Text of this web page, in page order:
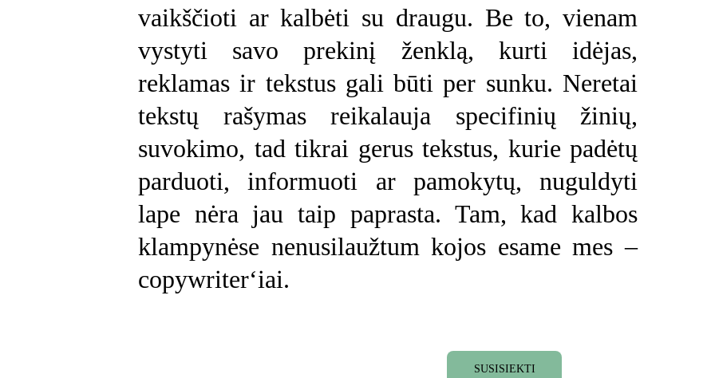
SUSISIEKTI
vaikščioti ar kalbėti su draugu. Be to, vienam
vystyti savo prekinį ženklą, kurti idėjas,
reklamas ir tekstus gali būti per sunku. Neretai
tekstų rašymas reikalauja specifinių žinių,
suvokimo, tad tikrai gerus tekstus, kurie padėtų
parduoti, informuoti ar pamokytų, nuguldyti
lape nėra jau taip paprasta. Tam, kad kalbos
klampynėse nenusilaužtum kojos esame mes –
copywriter‘iai.